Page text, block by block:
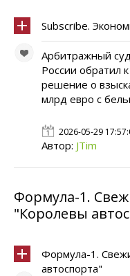
Subscribe.
Арбитражный
России обратил
решение о
млрд евро с
2026-05-29
Автор: JTim
Формула-1.
"Королевы
Формула-1.
автоспорта"